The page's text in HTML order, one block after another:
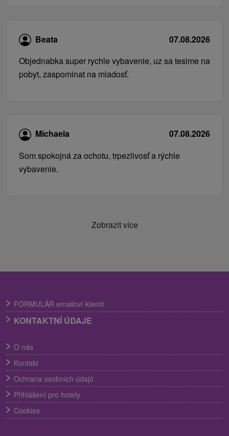
Beata
07.08.2026
Objednabka super rychle vybavenie, uz sa tesime na
pobyt, zaspominat na mladosť.
Michaela
07.08.2026
Som spokojná za ochotu, trpezlivosť a rýchle
vybavenie.
Zobrazit více
FORMULÁR emailoví klienti
KONTAKTNÍ ÚDAJE
O nás
Kontakt
Ochrana osobních údajů
Přihlášení pro hotely
Cookies